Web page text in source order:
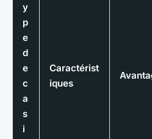
y
p
e
d
e
c
a
s
i
Caractérist
iques